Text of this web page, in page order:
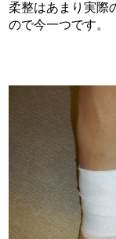
柔整はあまり実際
ので今一つです。